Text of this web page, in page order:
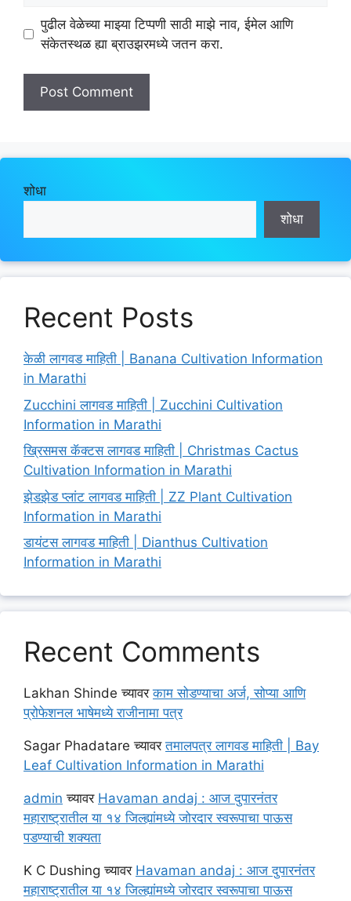
पुढील वेळेच्या माझ्या टिप्पणी साठी माझे नाव, ईमेल आणि
संकेतस्थळ ह्या ब्राउझरमध्ये जतन करा.
शोधा
शोधा
Recent Posts
केळी लागवड माहिती | Banana Cultivation Information
in Marathi
Zucchini लागवड माहिती | Zucchini Cultivation
Information in Marathi
ख्रिसमस कॅक्टस लागवड माहिती | Christmas Cactus
Cultivation Information in Marathi
झेडझेड प्लांट लागवड माहिती | ZZ Plant Cultivation
Information in Marathi
डायंटस लागवड माहिती | Dianthus Cultivation
Information in Marathi
Recent Comments
Lakhan Shinde च्यावरकाम सोडण्याचा अर्ज, सोप्या आणि
प्रोफेशनल भाषेमध्ये राजीनामा पत्र
Sagar Phadatare च्यावरतमालपत्र लागवड माहिती | Bay
Leaf Cultivation Information in Marathi
admin च्यावर Havaman andaj : आज दुपारनंतर
महाराष्ट्रातील या १४ जिल्ह्यांमध्ये जोरदार स्वरूपाचा पाऊस
पडण्याची शक्यता
K C Dushing च्यावर Havaman andaj : आज दुपारनंतर
महाराष्ट्रातील या १४ जिल्ह्यांमध्ये जोरदार स्वरूपाचा पाऊस